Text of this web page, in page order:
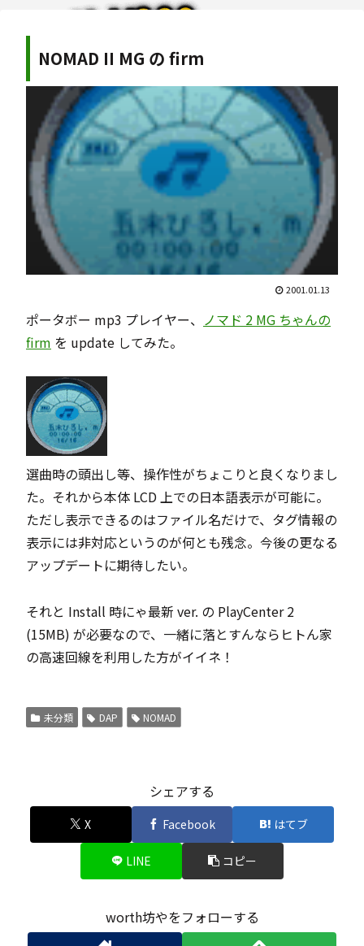
NOMAD II MG の firm
2001.01.13
ポータボー mp3 プレイヤー、 ノマド 2 MG ちゃんの
firm を update してみた。
選曲時の頭出し等、操作性がちょこりと良くなりまし
た。それから本体 LCD 上での日本語表示が可能に。
ただし表示できるのはファイル名だけで、タグ情報の
表示には非対応というのが何とも残念。今後の更なる
アップデートに期待したい。
それと Install 時にゃ最新 ver. の PlayCenter 2
(15MB) が必要なので、一緒に落とすんならヒトん家
の高速回線を利用した方がイイネ！
未分類 DAP NOMAD
シェアする
X Facebook はてブ
LINE コピー
worth坊やをフォローする